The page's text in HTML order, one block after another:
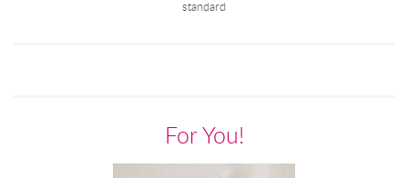
standard
For You!